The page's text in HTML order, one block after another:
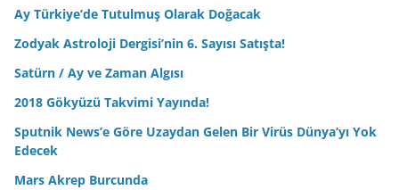
Ay Türkiye’de Tutulmuş Olarak Doğacak
Zodyak Astroloji Dergisi’nin 6. Sayısı Satışta!
Satürn / Ay ve Zaman Algısı
2018 Gökyüzü Takvimi Yayında!
Sputnik News’e Göre Uzaydan Gelen Bir Virüs Dünya’yı Yok
Edecek
Mars Akrep Burcunda